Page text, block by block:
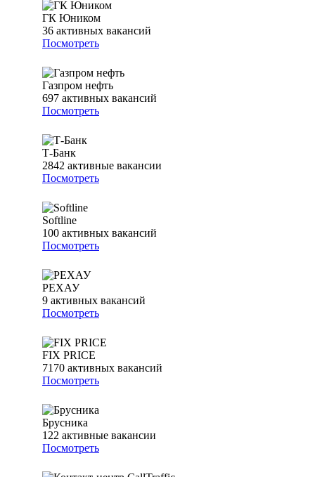
ГК Юником
36 активных вакансий
Посмотреть
Газпром нефть
697 активных вакансий
Посмотреть
Т-Банк
2842 активные вакансии
Посмотреть
Softline
100 активных вакансий
Посмотреть
РЕХАУ
9 активных вакансий
Посмотреть
FIX PRICE
7170 активных вакансий
Посмотреть
Брусника
122 активные вакансии
Посмотреть